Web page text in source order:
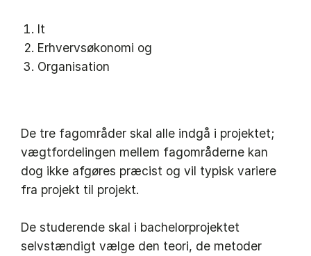
It
Erhvervsøkonomi og
Organisation
De tre fagområder skal alle indgå i projektet;
vægtfordelingen mellem fag­områderne kan
dog ikke afgøres præcist og vil typisk variere
fra projekt til projekt.
De studerende skal i bachelorprojektet
selvstændigt vælge den teori, de metoder